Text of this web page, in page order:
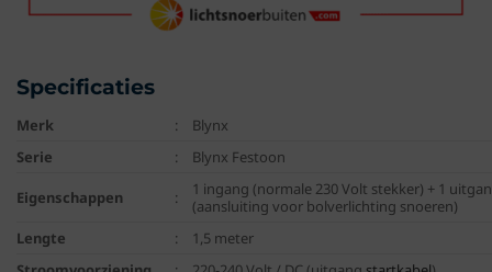
Specificaties
Merk :
Blynx
Serie
: Blynx Festoon
Eigenschappen :
1 ingang (normale 230 Volt stekker) + 1
(aansluiting voor bolverlichting snoeren)
Lengte
:
1,5 meter